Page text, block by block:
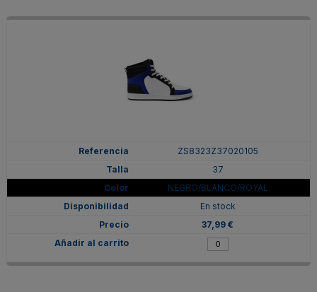
ZS8323Z37020105
37
NEGRO/BLANCO/ROYAL
En stock
37,99 €